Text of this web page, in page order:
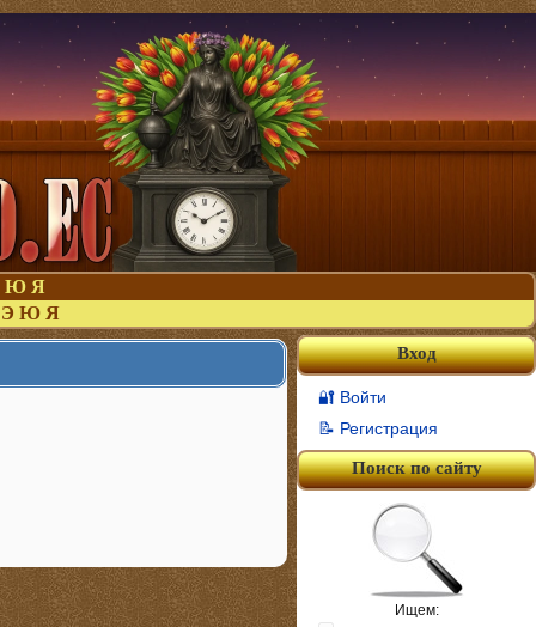
Ю Я
Э Ю Я
Вход
🔐 Войти
📝 Регистрация
Поиск по сайту
Ищем: